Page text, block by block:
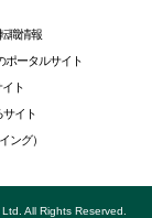
職情報
ポータルサイト
ト
イト
ング）
All Rights Reserved.